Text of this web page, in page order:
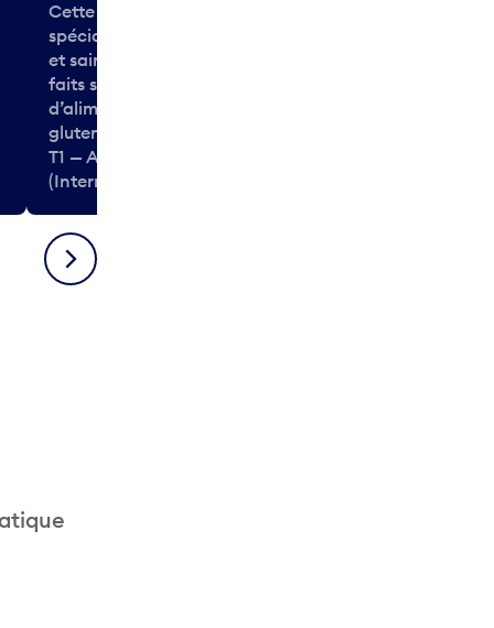
Cette chaîne européenne se
spécialise dans les aliments frais
et sains, comme les sandwichs
faits sur commande. Des choix
d’aliments végétariens et sans
gluten sont disponibles.
T1 — Après-sécurité
(International)
Suivant